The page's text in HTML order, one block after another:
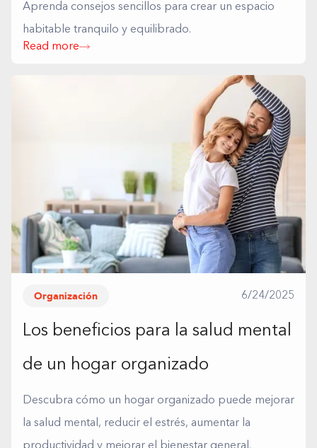
Aprenda consejos sencillos para crear un espacio
habitable tranquilo y equilibrado.
Read more
Organización 6/24/2025
Los beneficios para la salud mental
de un hogar organizado
Descubra cómo un hogar organizado puede mejorar
la salud mental, reducir el estrés, aumentar la
productividad y mejorar el bienestar general.